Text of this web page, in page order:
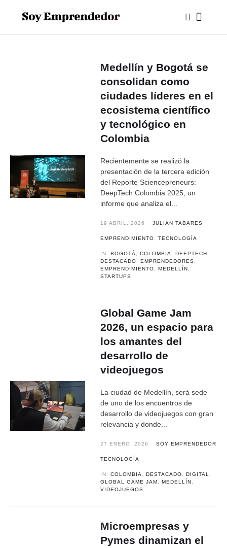
Medellín y Bogotá se
consolidan como
ciudades líderes en el
ecosistema científico
y tecnológico en
Colombia
Recientemente se realizó la
presentación de la tercera edición
del Reporte Sciencepreneurs:
DeepTech Colombia 2025, un
informe que analiza el...
19 ABRIL, 2026 JULIAN TABARES
EMPRENDIMIENTO ,TECNOLOGÍA
IN:BOGOTÁ ,COLOMBIA ,DEEPTECH
DESTACADO
,EMPRENDEDORES
EMPRENDIMIENTO
,MEDELLÍN
STARTUPS
Global Game Jam
2026, un espacio para
los amantes del
desarrollo de
videojuegos
La ciudad de Medellín, será sede
de uno de los encuentros de
desarrollo de videojuegos con gran
relevancia y donde...
27 ENERO, 2026 SOY EMPRENDEDOR
TECNOLOGÍA
IN:COLOMBIA ,DESTACADO ,DIGITAL
GLOBAL GAME JAM
,MEDELLÍN
VIDEOJUEGOS
Microempresas y
Pymes dinamizan el